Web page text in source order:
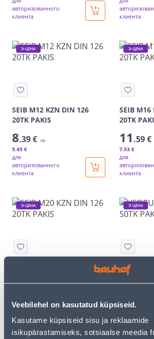
Veebilehel on kasutatud küpsiseid.
Kasutame küpsiseid sisu ja reklaamide
isikupärastamiseks, sotsiaalse meedia
авторизованного
клиента
клиента
Э-ЦЕНА
SEIB M12 KZN DIN 126
20TK PAKIS
8.39 € /tk
5.45 €
для
авторизованного
клиента
Э-ЦЕНА
SEIB M16
20TK
11 .59 €
7.53 €
для
клиента
Э-ЦЕНА
9.01 €
авторизованного
клиента
Э-ЦЕНА
PAKIS
6.06 €
клиента